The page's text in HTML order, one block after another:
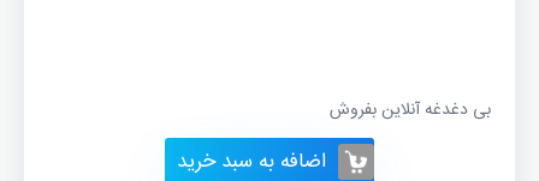
بی دغدغه آنلاین بفروش
اضافه به سبد خرید